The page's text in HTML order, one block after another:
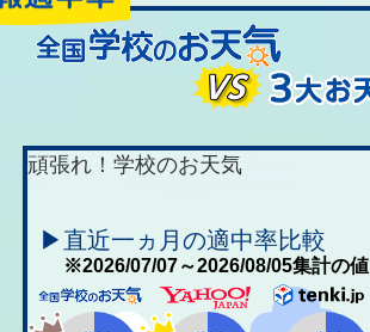
頑張れ！学校のお天気
▶直近一ヵ月の適中率比較
※2026/07/07～2026/08/05集計の値